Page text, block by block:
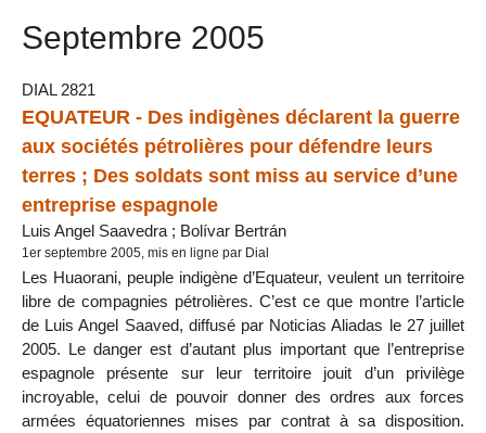
Septembre 2005
DIAL 2821
EQUATEUR - Des indigènes déclarent la guerre
aux sociétés pétrolières pour défendre leurs
terres ; Des soldats sont miss au service d’une
entreprise espagnole
Luis Angel Saavedra ; Bolívar Bertrán
1er septembre 2005, mis en ligne par Dial
Les Huaorani, peuple indigène d’Equateur, veulent un territoire
libre de compagnies pétrolières. C’est ce que montre l’article
de Luis Angel Saaved, diffusé par Noticias Aliadas le 27 juillet
2005. Le danger est d’autant plus important que l’entreprise
espagnole présente sur leur territoire jouit d’un privilège
incroyable, celui de pouvoir donner des ordres aux forces
armées équatoriennes mises par contrat à sa disposition.